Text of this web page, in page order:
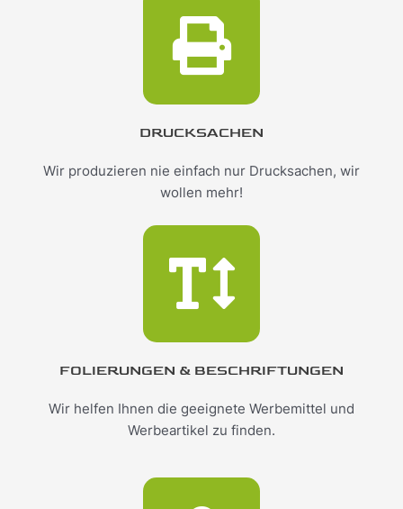
DRUCKSACHEN
Wir produzieren nie einfach nur Drucksachen, wir
wollen mehr!
FOLIERUNGEN & BESCHRIFTUNGEN
Wir helfen Ihnen die geeignete Werbemittel und
Werbeartikel zu finden.